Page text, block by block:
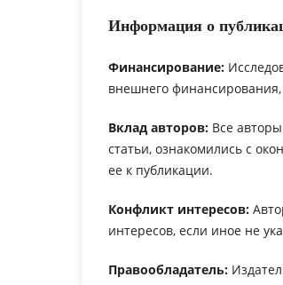
Информация о
Финансирование:
внешнего
Вклад авторов: Все
статьи, ознакомились с
ее к публикации.
Конфликт интересов:
интересов, если иное не
Правообладатель: